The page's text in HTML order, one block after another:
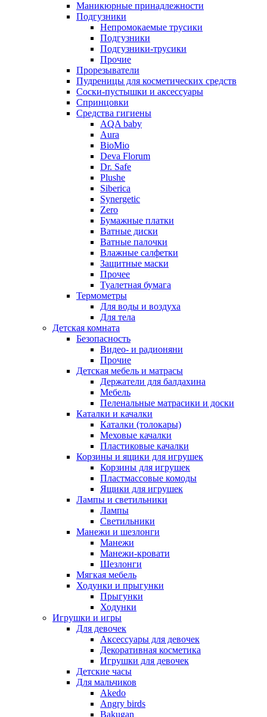
Маникюрные принадлежности
Подгузники
Непромокаемые трусики
Подгузники
Подгузники-трусики
Прочие
Прорезыватели
Пудреницы для косметических средств
Соски-пустышки и аксессуары
Спринцовки
Средства гигиены
AQA baby
Aura
BioMio
Deva Florum
Dr. Safe
Plushe
Siberica
Synergetic
Zero
Бумажные платки
Ватные диски
Ватные палочки
Влажные салфетки
Защитные маски
Прочее
Туалетная бумага
Термометры
Для воды и воздуха
Для тела
Детская комната
Безопасность
Видео- и радионяни
Прочие
Детская мебель и матрасы
Держатели для балдахина
Мебель
Пеленальные матрасики и доски
Каталки и качалки
Каталки (толокары)
Меховые качалки
Пластиковые качалки
Корзины и ящики для игрушек
Корзины для игрушек
Пластмассовые комоды
Ящики для игрушек
Лампы и светильники
Лампы
Светильники
Манежи и шезлонги
Манежи
Манежи-кровати
Шезлонги
Мягкая мебель
Ходунки и прыгунки
Прыгунки
Ходунки
Игрушки и игры
Для девочек
Аксессуары для девочек
Декоративная косметика
Игрушки для девочек
Детские часы
Для мальчиков
Akedo
Angry birds
Bakugan